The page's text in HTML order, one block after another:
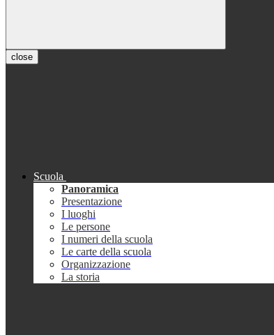
close
Scuola
Panoramica
Presentazione
I luoghi
Le persone
I numeri della scuola
Le carte della scuola
Organizzazione
La storia